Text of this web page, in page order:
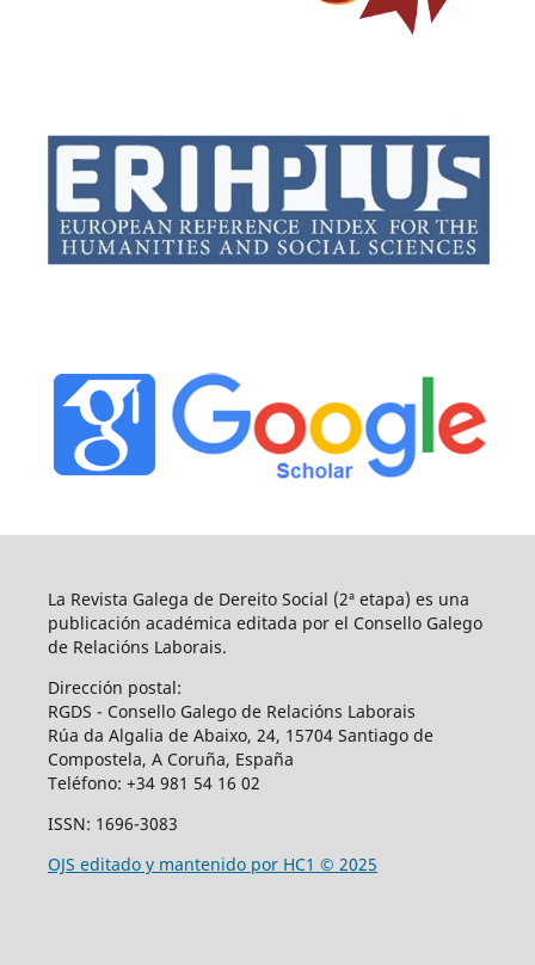
La Revista Galega de Dereito Social (2ª etapa) es una
publicación académica editada por el Consello Galego
de Relacións Laborais.
Dirección postal:
RGDS - Consello Galego de Relacións Laborais
Rúa da Algalia de Abaixo, 24, 15704 Santiago de
Compostela, A Coruña, España
Teléfono: +34 981 54 16 02
ISSN: 1696-3083
OJS editado y mantenido por HC1 © 2025